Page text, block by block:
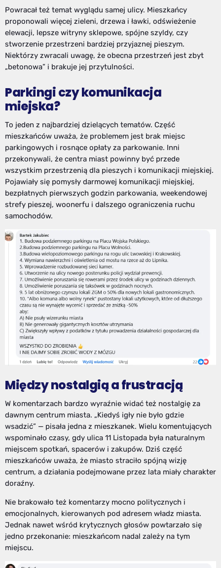
Powracał też temat wyglądu samej ulicy. Mieszkańcy
proponowali więcej zieleni, drzewa i ławki, odświeżenie
elewacji, lepsze witryny sklepowe, spójne szyldy, czy
stworzenie przestrzeni bardziej przyjaznej pieszym.
Niektórzy zwracali uwagę, że obecna przestrzeń jest zbyt
„betonowa” i brakuje jej przytulności.
Parkingi czy komunikacja
miejska?
To jeden z najbardziej dzielących tematów. Część
mieszkańców uważa, że problemem jest brak miejsc
parkingowych i rosnące opłaty za parkowanie. Inni
przekonywali, że centra miast powinny być przede
wszystkim przestrzenią dla pieszych i komunikacji miejskiej.
Pojawiały się pomysły darmowej komunikacji miejskiej,
bezpłatnych pierwszych godzin parkowania, weekendowej
strefy pieszej, woonerfu i dalszego ograniczenia ruchu
samochodów.
Między nostalgią a frustracją
W komentarzach bardzo wyraźnie widać też nostalgię za
dawnym centrum miasta. „Kiedyś igły nie było gdzie
wsadzić” — pisała jedna z mieszkanek. Wielu komentujących
wspominało czasy, gdy ulica 11 Listopada była naturalnym
miejscem spotkań, spacerów i zakupów. Dziś część
mieszkańców uważa, że miasto straciło spójną wizję
centrum, a działania podejmowane przez lata miały charakter
doraźny.
Nie brakowało też komentarzy mocno politycznych i
emocjonalnych, kierowanych pod adresem władz miasta.
Jednak nawet wśród krytycznych głosów powtarzało się
jedno przekonanie: mieszkańcom nadal zależy na tym
miejscu.